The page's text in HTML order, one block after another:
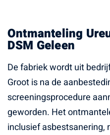
Ontmanteling
DSM Geleen
De fabriek wordt uit
Groot is na de
screeningsprocedure
geworden. Het
inclusief asbestsanering,